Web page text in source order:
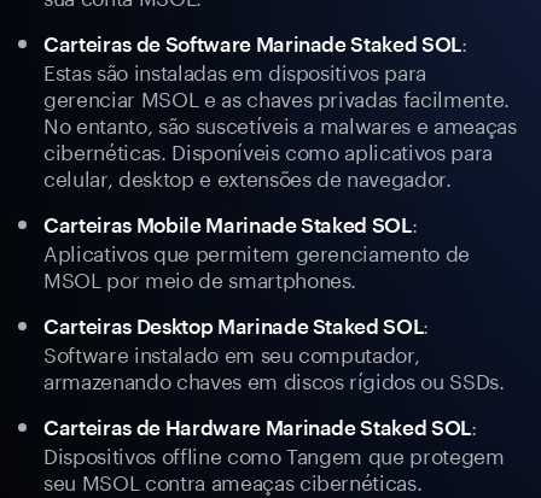
Carteiras de Software Marinade Staked SOL:
Estas são instaladas em dispositivos para
gerenciar MSOL e as chaves privadas facilmente.
No entanto, são suscetíveis a malwares e ameaças
cibernéticas. Disponíveis como aplicativos para
celular, desktop e extensões de navegador.
Carteiras Mobile Marinade Staked SOL:
Aplicativos que permitem gerenciamento de
MSOL por meio de smartphones.
Carteiras Desktop Marinade Staked SOL:
Software instalado em seu computador,
armazenando chaves em discos rígidos ou SSDs.
Carteiras de Hardware Marinade Staked SOL:
Dispositivos offline como Tangem que protegem
seu MSOL contra ameaças cibernéticas.